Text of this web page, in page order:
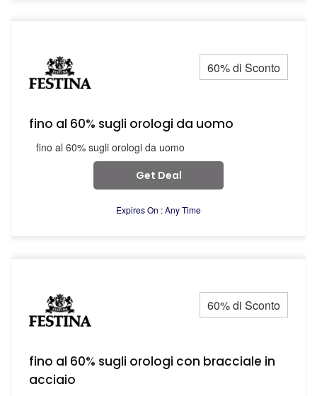
60% di Sconto
fino al 60% sugli orologi da uomo
fino al 60% sugli orologi da uomo
Get Deal
Expires On : Any Time
60% di Sconto
fino al 60% sugli orologi con bracciale in
acciaio